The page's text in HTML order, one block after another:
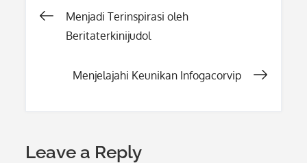
Post
Menjadi Terinspirasi oleh
Beritaterkinijudol
Menjelajahi Keunikan Infogacorvip
Leave a Reply